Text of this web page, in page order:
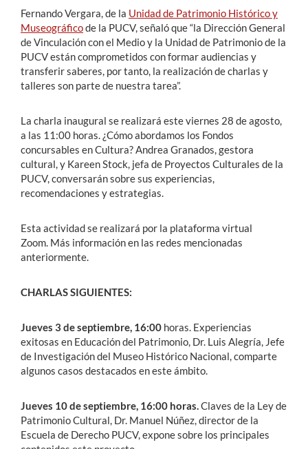
Fernando Vergara, de la Unidad de Patrimonio Histórico y
Museográficode la PUCV, señaló que “la Dirección General
de Vinculación con el Medio y la Unidad de Patrimonio de la
PUCV están comprometidos con formar audiencias y
transferir saberes, por tanto, la realización de charlas y
talleres son parte de nuestra tarea”.
La charla inaugural se realizará este viernes 28 de agosto,
a las 11:00 horas. ¿Cómo abordamos los Fondos
concursables en Cultura? Andrea Granados, gestora
cultural, y Kareen Stock, jefa de Proyectos Culturales de la
PUCV, conversarán sobre sus experiencias,
recomendaciones y estrategias.
Esta actividad se realizará por la plataforma virtual
Zoom. Más información en las redes mencionadas
anteriormente.
CHARLAS SIGUIENTES:
Jueves 3 de septiembre, 16:00 horas. Experiencias
exitosas en Educación del Patrimonio, Dr. Luis Alegría, Jefe
de Investigación del Museo Histórico Nacional, comparte
algunos casos destacados en este ámbito.
Jueves 10 de septiembre, 16:00 horas.Claves de la Ley de
Patrimonio Cultural, Dr. Manuel Núñez, director de la
Escuela de Derecho PUCV, expone sobre los principales